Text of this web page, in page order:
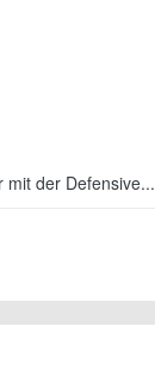
mit der Defensive...